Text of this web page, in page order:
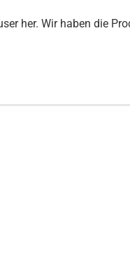
her. Wir haben die